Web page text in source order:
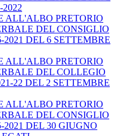
ALL'ALBO PRETORIO
DEL CONSIGLIO
DEL 6 SETTEMBRE
ALL'ALBO PRETORIO
DEL COLLEGIO
22 DEL 2 SETTEMBRE
ALL'ALBO PRETORIO
DEL CONSIGLIO
DEL 30 GIUGNO